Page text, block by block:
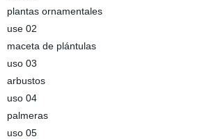
plantas ornamentales
use 02
maceta de plántulas
uso 03
arbustos
uso 04
palmeras
uso 05